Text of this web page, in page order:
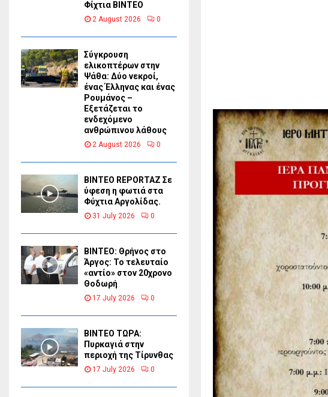
Φίχτια ΒΙΝΤΕΟ
2 August 2026 0
Σύγκρουση
ελικοπτέρων στην
Ψάθα: Δύο νεκροί,
ένας Έλληνας και ένας
Ρουμάνος –
Εξετάζεται το
ενδεχόμενο
ανθρώπινου λάθους
2 August 2026 0
BINTEO REPORTAZ Σε
ύφεση η φωτιά στα
Φύχτια Αργολίδας.
31 July 2026 0
ΒΙΝΤΕΟ: Θρήνος στο
Άργος: Το τελευταίο
«αντίο» στον 20χρονο
Θοδωρή
17 July 2026 0
ΒΙΝΤΕΟ ΤΩΡΑ:
Πυρκαγιά στην
περιοχή της Τίρυνθας
17 July 2026 0